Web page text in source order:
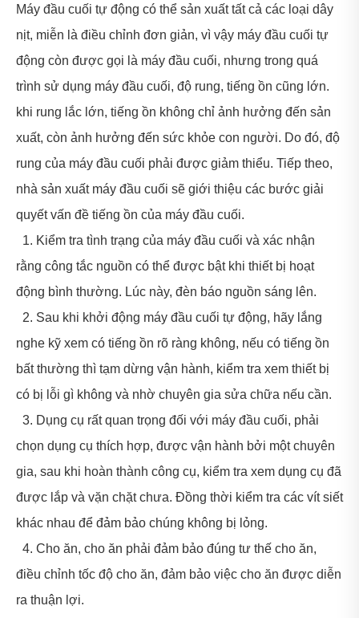
Máy đầu cuối tự động có thể sản xuất tất cả các loại dây
nịt, miễn là điều chỉnh đơn giản, vì vậy máy đầu cuối tự
động còn được gọi là máy đầu cuối, nhưng trong quá
trình sử dụng máy đầu cuối, độ rung, tiếng ồn cũng lớn.
khi rung lắc lớn, tiếng ồn không chỉ ảnh hưởng đến sản
xuất, còn ảnh hưởng đến sức khỏe con người. Do đó, độ
rung của máy đầu cuối phải được giảm thiểu. Tiếp theo,
nhà sản xuất máy đầu cuối sẽ giới thiệu các bước giải
quyết vấn đề tiếng ồn của máy đầu cuối.
1. Kiểm tra tình trạng của máy đầu cuối và xác nhận
rằng công tắc nguồn có thể được bật khi thiết bị hoạt
động bình thường. Lúc này, đèn báo nguồn sáng lên.
2. Sau khi khởi động máy đầu cuối tự động, hãy lắng
nghe kỹ xem có tiếng ồn rõ ràng không, nếu có tiếng ồn
bất thường thì tạm dừng vận hành, kiểm tra xem thiết bị
có bị lỗi gì không và nhờ chuyên gia sửa chữa nếu cần.
3. Dụng cụ rất quan trọng đối với máy đầu cuối, phải
chọn dụng cụ thích hợp, được vận hành bởi một chuyên
gia, sau khi hoàn thành công cụ, kiểm tra xem dụng cụ đã
được lắp và vặn chặt chưa. Đồng thời kiểm tra các vít siết
khác nhau để đảm bảo chúng không bị lỏng.
4. Cho ăn, cho ăn phải đảm bảo đúng tư thế cho ăn,
điều chỉnh tốc độ cho ăn, đảm bảo việc cho ăn được diễn
ra thuận lợi.